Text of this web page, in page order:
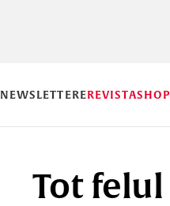
NEWSLETTEREREVISTASHOP
Tot felul